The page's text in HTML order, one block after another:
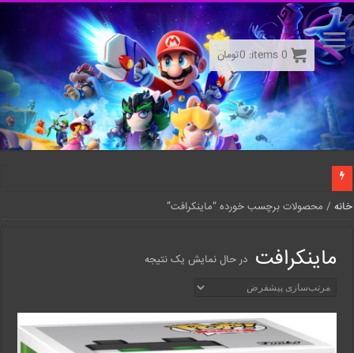
خانه / محصولات برچسب خورده “ماینکرافت”
ماینکرافت در حال نمایش یک نتیجه
0
items:
0تومان